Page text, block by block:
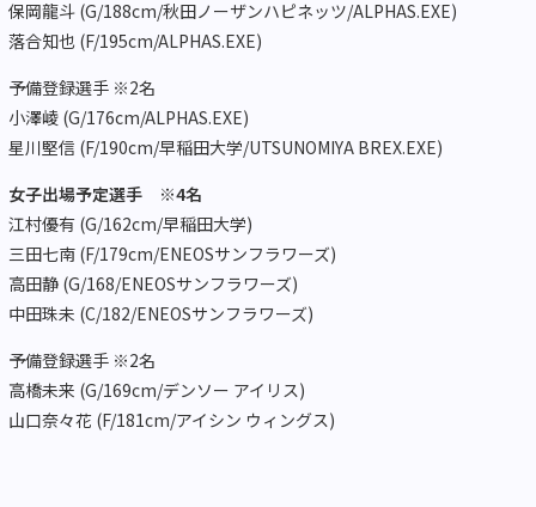
保岡龍斗 (G/188cm/秋田ノーザンハピネッツ/ALPHAS.EXE)
落合知也 (F/195cm/ALPHAS.EXE)
予備登録選手 ※2名
小澤崚 (G/176cm/ALPHAS.EXE)
星川堅信 (F/190cm/早稲田大学/UTSUNOMIYA BREX.EXE)
女子出場予定選手 ※4名
江村優有 (G/162cm/早稲田大学)
三田七南 (F/179cm/ENEOSサンフラワーズ)
高田静 (G/168/ENEOSサンフラワーズ)
中田珠未 (C/182/ENEOSサンフラワーズ)
予備登録選手 ※2名
高橋未来 (G/169cm/デンソー アイリス)
山口奈々花 (F/181cm/アイシン ウィングス)